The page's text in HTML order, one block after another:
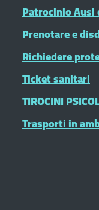
Patrocinio Ausl
Prenotare e
Richiedere
Ticket sanitari
TIROCINI
Trasporti in